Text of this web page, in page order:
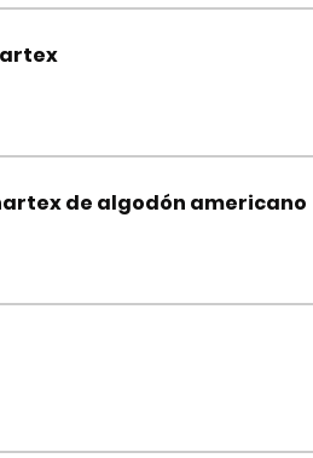
de algodón americano